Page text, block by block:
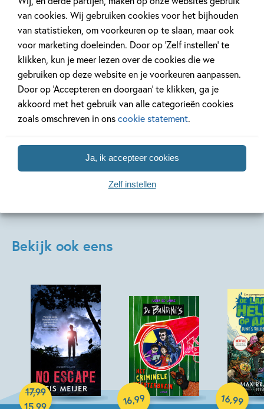
van cookies. Wij gebruiken cookies voor het bijhouden
van statistieken, om voorkeuren op te slaan, maar ook
voor marketing doeleinden. Door op ‘Zelf instellen’ te
klikken, kun je meer lezen over de cookies die we
gebruiken op deze website en je voorkeuren aanpassen.
Door op ‘Accepteren en doorgaan’ te klikken, ga je
akkoord met het gebruik van alle categorieën cookies
zoals omschreven in onscookie statement.
Ja, ik accepteer cookies
Zelf instellen
Het raadsel van
de verdwenen
ring
Martine Kamphuis, Jade
van der Zalm
Hardcover
Dit mag niemand
weten
Martine Kamphuis
99
Paperback
Martine
7,99
Bekijk ook eens
17,99
Hardcover
16,99
Hardcover 16,99